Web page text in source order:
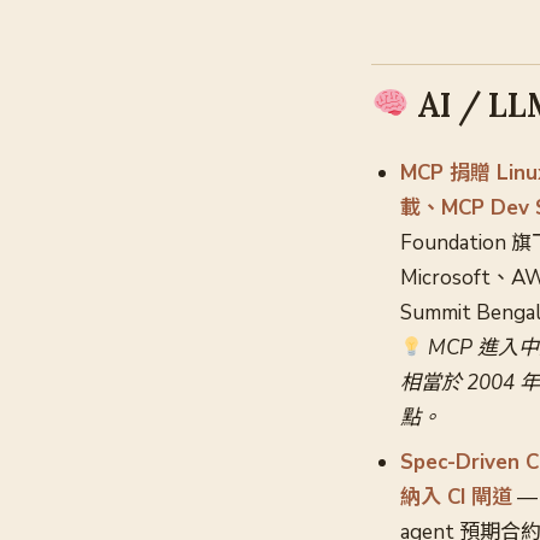
AI /
MCP 捐贈
載、MCP Dev
Foundation 旗
Microsoft、
Summit
MCP 進入
相當於 2004
點。
Spec-Driven
納入 CI 閘道—
agent 預期合